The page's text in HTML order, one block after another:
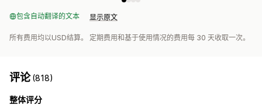
包含自动翻译的文本 显示原文
所有费用均以USD结算。 定期费用和基于使用情况的费用每 30 天收取一次。
评论(818)
整体评分